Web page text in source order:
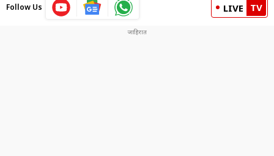
Follow Us LIVE TV